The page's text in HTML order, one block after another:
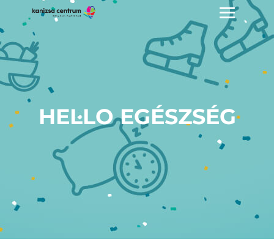
HELLO EGÉSZSÉG